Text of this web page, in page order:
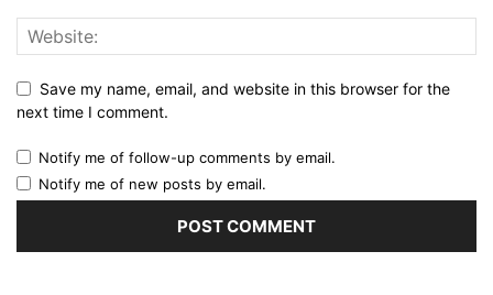
Save my name, email, and website in this browser for the
next time I comment.
Notify me of follow-up comments by email.
Notify me of new posts by email.